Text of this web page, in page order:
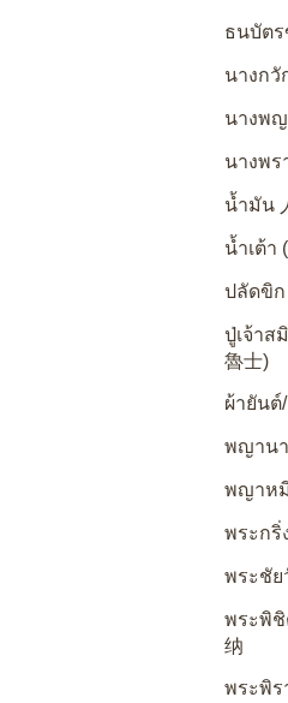
ธนบัต
นางกวั
นางพญ
นางพร
น้ำมัน
น้ำเต้า
ปลัดขิก
ปู่เจ้าส
魯士)
ผ้ายันต์
พญานา
พญาห
พระกริ่
พระชัย
พระพิชิ
纳
พระพิร